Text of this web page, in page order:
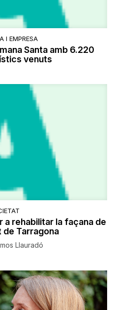
I EMPRESA
Santa amb 6.220
venuts
rehabilitar la façana de
de Tarragona
Llauradó